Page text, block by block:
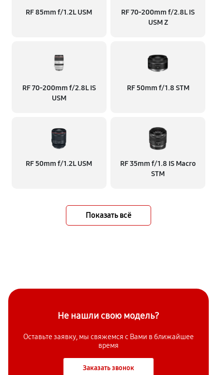
RF 85mm f/1.2L USM
RF 70‑200mm f/2.8L IS
USM Z
RF 70‑200mm f/2.8L IS
USM
RF 50mm f/1.8 STM
RF 50mm f/1.2L USM
RF 35mm f/1.8 IS Macro
STM
Показать всё
Не нашли свою модель?
Оставьте заявку, мы свяжемся с Вами в ближайшее
время
Заказать звонок